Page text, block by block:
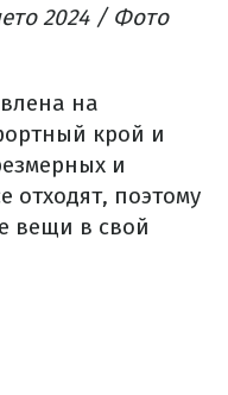
2024 / Фото
на
крой и
и
отходят, поэтому
вещи в свой